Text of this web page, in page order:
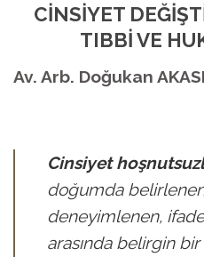
CİNSİYET
TIBBİ VE
Av. Arb. Doğukan
Cinsiyet
doğumda
deneyimlenen,
arasında belirgin bir